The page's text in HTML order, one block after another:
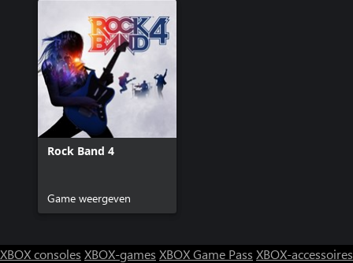
Rock Band 4
Game weergeven
XBOX consoles XBOX-games XBOX Game Pass XBOX-accessoires